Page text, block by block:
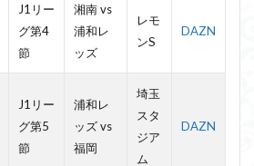
J1リー
グ第4
節
湘南 vs
浦和レ
ッズ
レモ
ンS
DAZN
J1リー
グ第5
節
浦和レ
ッズ vs
福岡
埼玉
スタ
ジア
ム
DAZN